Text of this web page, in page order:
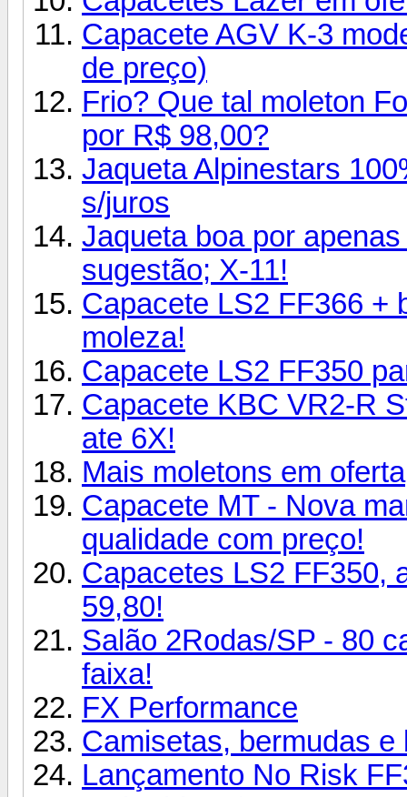
Capacete AGV K-3
de preço)
Frio? Que tal moleton
por R$ 98,00?
Jaqueta Alpinestars
s/juros
Jaqueta boa por
sugestão; X-11!
Capacete LS2 FF366 +
moleza!
Capacete LS2 FF350
Capacete KBC VR2-R
ate 6X!
Mais moletons em
Capacete MT - Nova
qualidade com preço!
Capacetes LS2 FF350,
59,80!
Salão 2Rodas/SP - 80
faixa!
FX Performance
Camisetas, bermudas
Lançamento No Risk